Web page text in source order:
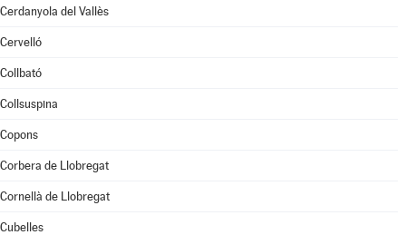
Cerdanyola del Vallès
Cervelló
Collbató
Collsuspina
Copons
Corbera de Llobregat
Cornellà de Llobregat
Cubelles